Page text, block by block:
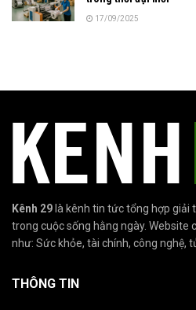
17/09/2025
Kênh 29 là kênh tin tức tổng hợp giải
trong cuộc sống hằng ngày. Website
như: Sức khỏe, tài chính, công nghệ,
THÔNG TIN